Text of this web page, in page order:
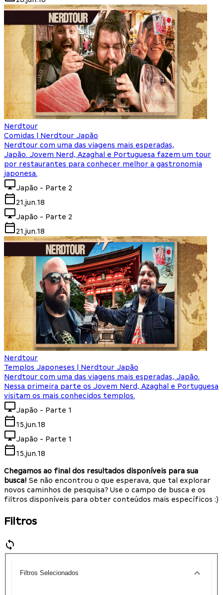
Nerdtour
Comidas | Nerdtour Japão
Nerdtour com uma das viagens mais esperadas,
Japão. Jovem Nerd, Azaghal e Portuguesa fazem um tour
por restaurantes para conhecer melhor a gastronomia
japonesa.
Japão - Parte 2
21.jun.18
Japão - Parte 2
21.jun.18
Nerdtour
Templos Japoneses | Nerdtour Japão
Nerdtour com uma das viagens mais esperadas, Japão.
Nessa primeira parte os Jovem Nerd, Azaghal e Portuguesa
visitam os mais conhecidos templos.
Japão - Parte 1
15.jun.18
Japão - Parte 1
15.jun.18
Chegamos ao final dos resultados disponíveis para sua
busca! Se não encontrou o que esperava, que tal explorar
novos caminhos de pesquisa? Use o campo de busca e os
filtros disponíveis para obter conteúdos mais específicos :)
Filtros
Filtros Selecionados